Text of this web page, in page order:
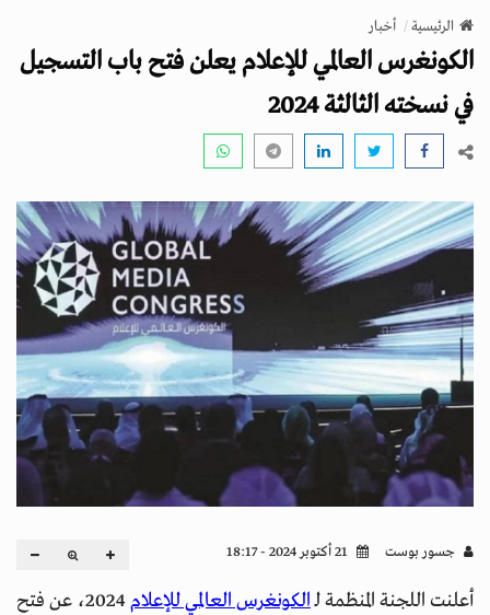
v
g
a
n
الرئيسية أخبار
الكونغرس العالمي للإعلام يعلن فتح باب التسجيل
في نسخته الثالثة 2024
جسور بوست
أعلنت اللجنة المنظمة لـالكونغرس العالمي للإعلام
2024، عن فتح